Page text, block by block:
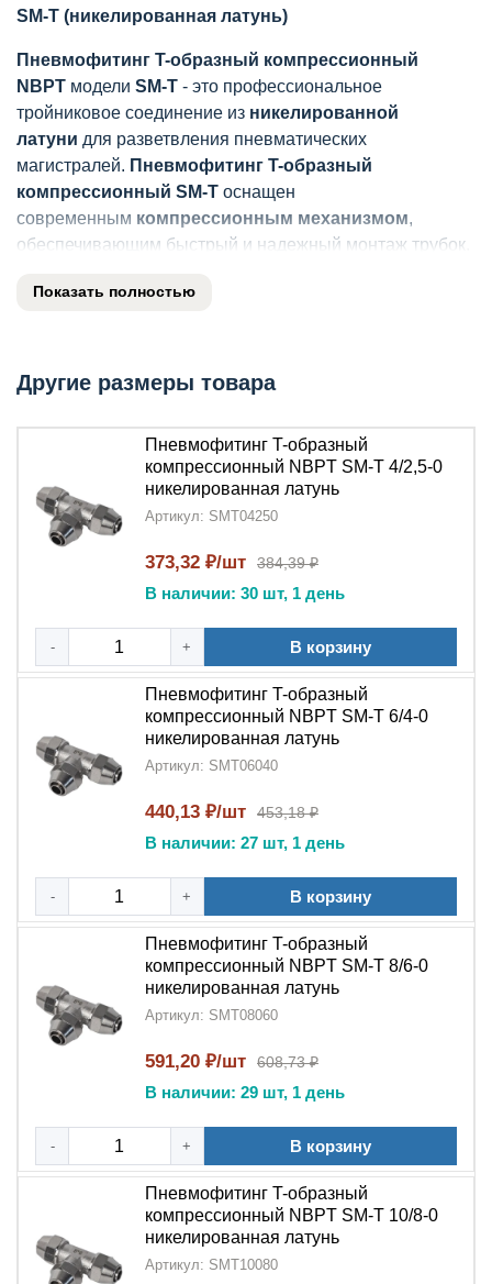
SM-T (никелированная латунь)
Пневмофитинг T-образный компрессионный
NBPT модели SM-T - это профессиональное
тройниковое соединение из никелированной
латуни для разветвления пневматических
магистралей. Пневмофитинг T-образный
компрессионный SM-T оснащен
современным компрессионным механизмом,
обеспечивающим быстрый и надежный монтаж трубок.
этоттройникотличается исключительной
Ключевые преимущества:
Надежное разветвление: Пневмофитинг T-
образный компрессионныйсоздает три
герметичных соединения
благодарякомпрессионной технологии
Долговечность конструкции:
гарантирует устойчивость к коррозии и
Быстрый монтаж
Компрессионная
системапозволяет устанавливать трубки за
секунды без инструментов
Универсальность
конструкция
конфигураций трубопроводов
Высокая прочность : Выдерживает давление до
16 бар и температурные колебания
Области применения:
Пневмофитинг T-образный компрессионный NBPT
незаменим:
В промышленныхпневматических
системах
В компрессорных станциях и распределительных
В пневмоавтоматике станков ЧПУ
В системах подачи сжатого воздуха
В технологических линиях пищевой
промышленности
Показать полностью
Другие размеры товара
Пневмофитинг T-образный
компрессионный NBPT SM-T 4/2,5-0
никелированная латунь
Артикул: SMT04250
373,32 ₽/шт 384,39 ₽
В наличии: 30 шт, 1 день
- + В корзину
Пневмофитинг T-образный
компрессионный NBPT SM-T 6/4-0
никелированная латунь
Артикул: SMT06040
440,13 ₽/шт 453,18 ₽
В наличии: 27 шт, 1 день
- + В корзину
Пневмофитинг T-образный
компрессионный NBPT SM-T 8/6-0
никелированная латунь
Артикул: SMT08060
591,20 ₽/шт 608,73 ₽
В наличии: 29 шт, 1 день
- + В корзину
Пневмофитинг T-образный
компрессионный NBPT SM-T 10/8-0
никелированная латунь
Артикул: SMT10080